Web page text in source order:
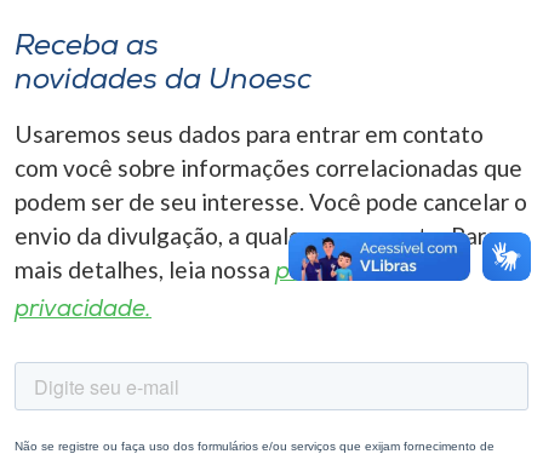
A-
Receba as
novidades da Unoesc
Usaremos seus dados para entrar em contato
com você sobre informações correlacionadas que
podem ser de seu interesse. Você pode cancelar o
envio da divulgação, a qualquer momento. Para
mais detalhes, leia nossa política de
privacidade.